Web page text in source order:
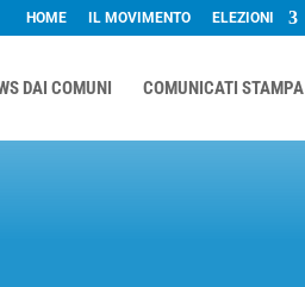
HOME IL MOVIMENTO ELEZIONI
DAI COMUNI COMUNICATI STAMPA